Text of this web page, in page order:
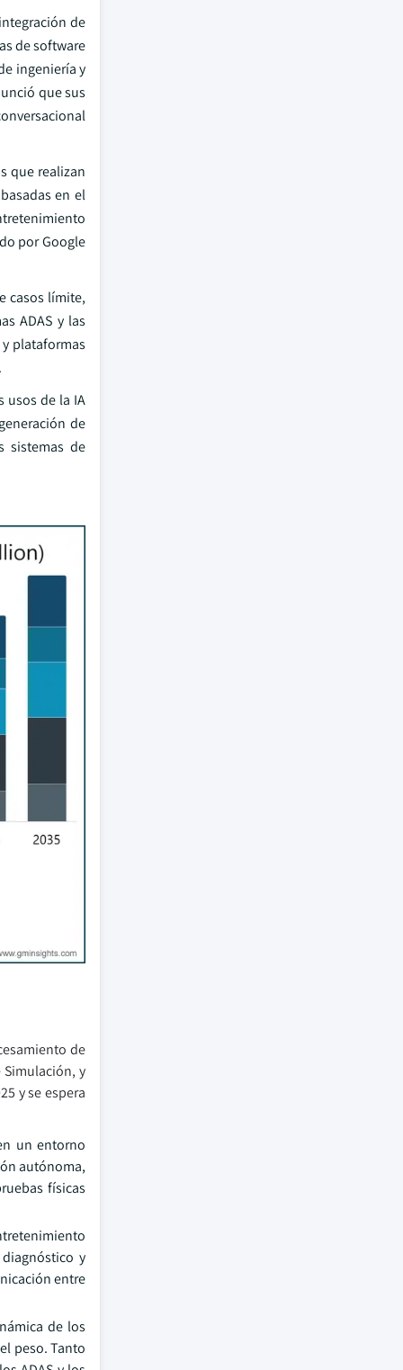
de
de software
ingeniería y
que sus
que realizan
en el
por Google
casos límite,
ADAS y las
plataformas
usos de la IA
de
sistemas de
de
Simulación, y
y se espera
un entorno
autónoma,
físicas
y
entre
de los
peso. Tanto